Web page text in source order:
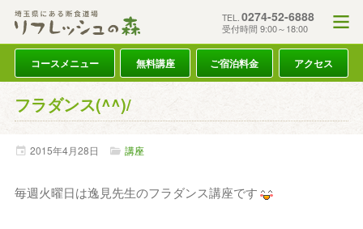
TEL. 0274-52-6888
受付時間 9:00～18:00
コースメニュー 無料講座 ご宿泊料金 アクセス
フラダンス(^^)/
2015年4月28日 講座
毎週火曜日は逸見先生のフラダンス講座です